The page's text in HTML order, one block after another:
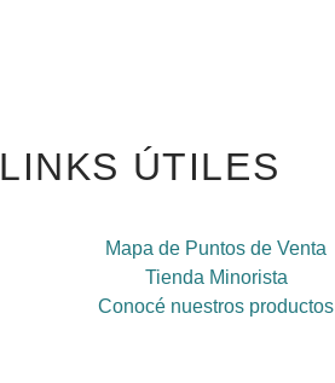
LINKS ÚTILES
Mapa de Puntos de Venta
Tienda Minorista
Conocé nuestros productos